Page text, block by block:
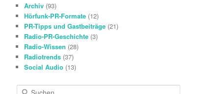
Archiv (93)
Hörfunk-PR-Formate (12)
PR-Tipps und Gastbeiträge (21)
Radio-PR-Geschichte (3)
Radio-Wissen (28)
Radiotrends (37)
Social Audio (13)